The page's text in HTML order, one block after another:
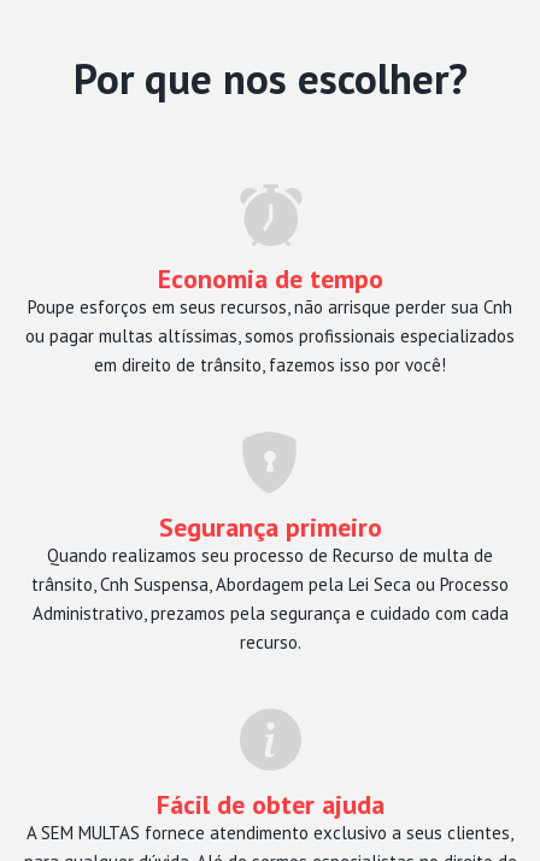
Por que nos escolher?
Economia de tempo
Poupe esforços em seus recursos, não arrisque perder sua Cnh
ou pagar multas altíssimas, somos profissionais especializados
em direito de trânsito, fazemos isso por você!
Segurança primeiro
Quando realizamos seu processo de Recurso de multa de
trânsito, Cnh Suspensa, Abordagem pela Lei Seca ou Processo
Administrativo, prezamos pela segurança e cuidado com cada
recurso.
Fácil de obter ajuda
A SEM MULTAS fornece atendimento exclusivo a seus clientes,